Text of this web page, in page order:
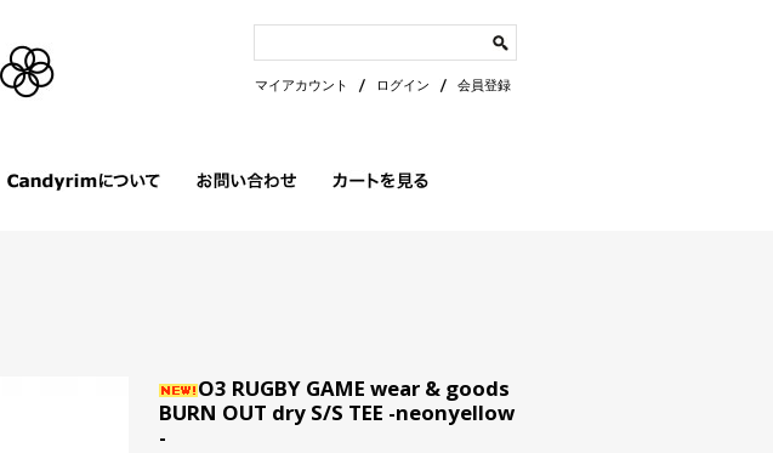
マイアカウント ログイン 会員登録
O3 RUGBY GAME wear & goods
BURN OUT dry S/S TEE -neonyellow
-